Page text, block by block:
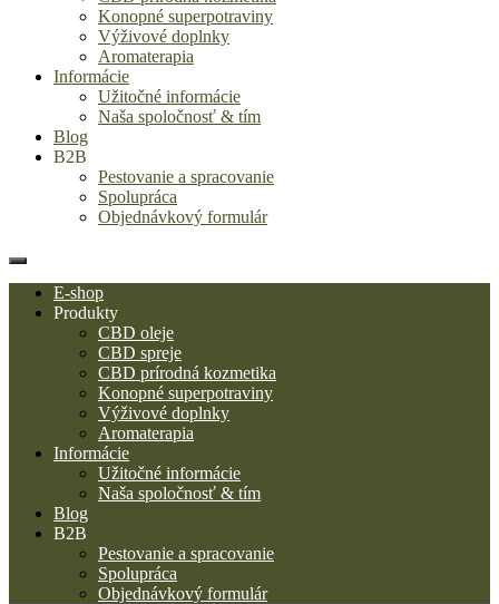
Konopné superpotraviny
Výživové doplnky
Aromaterapia
Informácie
Užitočné informácie
Naša spoločnosť & tím
Blog
B2B
Pestovanie a spracovanie
Spolupráca
Objednávkový formulár
E-shop
Produkty
CBD oleje
CBD spreje
CBD prírodná kozmetika
Konopné superpotraviny
Výživové doplnky
Aromaterapia
Informácie
Užitočné informácie
Naša spoločnosť & tím
Blog
B2B
Pestovanie a spracovanie
Spolupráca
Objednávkový formulár